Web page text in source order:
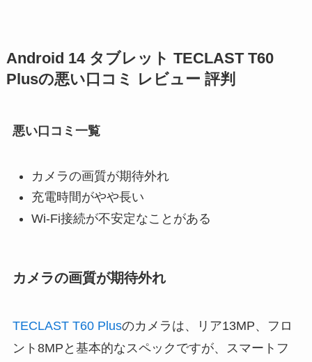
Android 14 タブレット TECLAST T60
Plusの悪い口コミ レビュー 評判
悪い口コミ一覧
カメラの画質が期待外れ
充電時間がやや長い
Wi-Fi接続が不安定なことがある
カメラの画質が期待外れ
TECLAST T60 Plusのカメラは、リア13MP、フロ
ント8MPと基本的なスペックですが、スマートフ